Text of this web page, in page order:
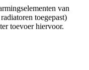
van
toegepast)
toevoer hiervoor.